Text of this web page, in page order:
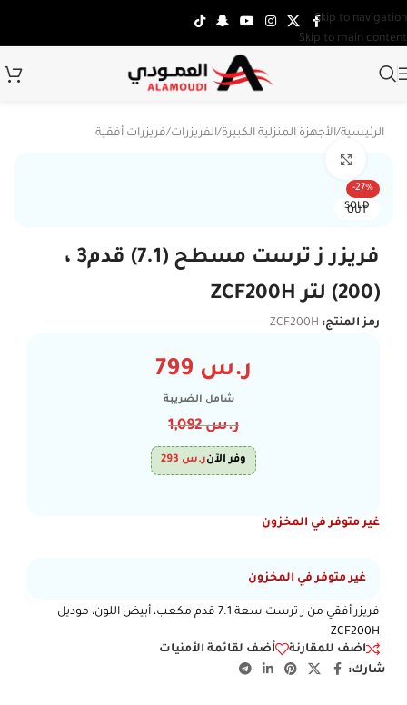
Skip to navigation
Skip to main content
الرئيسية/الأجهزة المنزلية الكبيرة/الفريزرات/فريزرات أفقية
-27%
SOLD
OUT
فريزر ز ترست مسطح (7.1) قدم3 ،
(200) لتر ZCF200H
رمز المنتج: ZCF200H
ر.س
شامل الضريبة
ر.س1,092
وفر الآنر.س
غير متوفر في المخزون
غير متوفر في المخزون
فريزر أفقي من ز ترست سعة 7.1 قدم مكعب، أبيض اللون، موديل
ZCF200H
اضف للمقارنة
أضف لقائمة الأمنيات
شارك: